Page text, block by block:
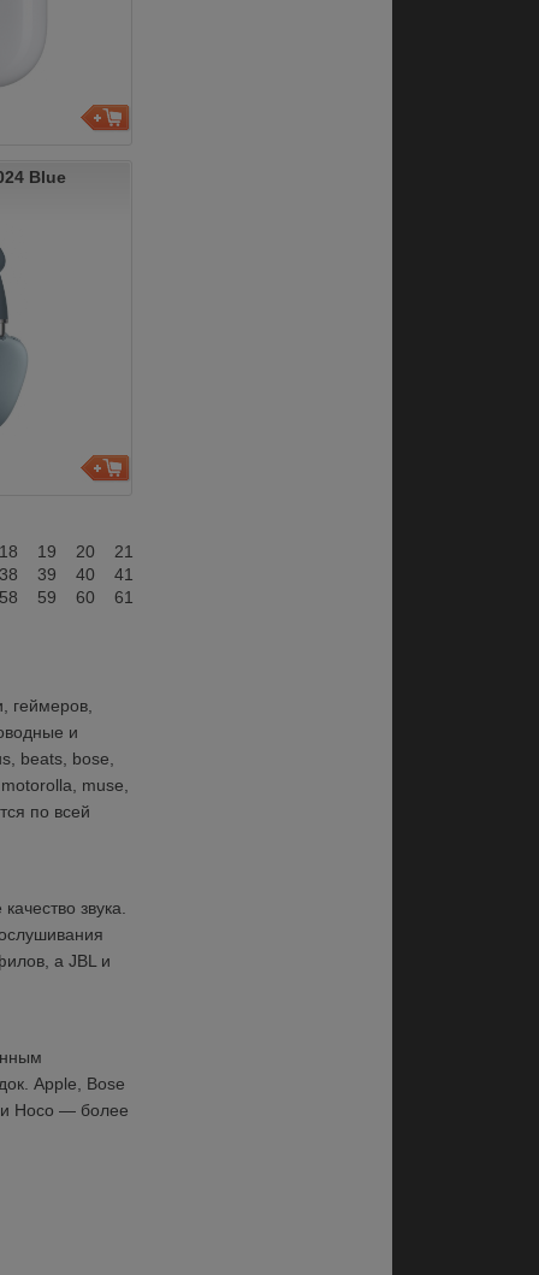
Blue
19 20
21
38
39 40
41
58
59 60 61
геймеров,
и
beats, bose,
muse,
по всей
звука.
а JBL и
Apple, Bose
Hoco — более